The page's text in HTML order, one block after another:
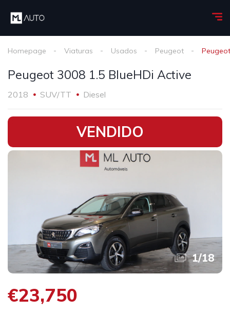
Homepage Viaturas Usados Peugeot
Peugeot 3008 1.5 BlueHDi Active
2018 SUV/TT Diesel
•
VENDIDO
1/18
€23,750